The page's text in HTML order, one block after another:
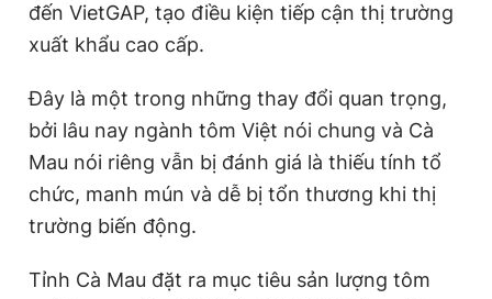
đến VietGAP, tạo điều kiện tiếp cận thị trường
xuất khẩu cao cấp.
Đây là một trong những thay đổi quan trọng,
bởi lâu nay ngành tôm Việt nói chung và Cà
Mau nói riêng vẫn bị đánh giá là thiếu tính tổ
chức, manh mún và dễ bị tổn thương khi thị
trường biến động.
Tỉnh Cà Mau đặt ra mục tiêu sản lượng tôm